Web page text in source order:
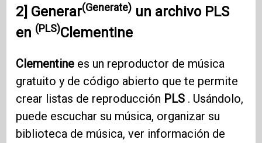
2] Generar(Generate) un archivo PLS
en (PLS)Clementine
Clementine es un reproductor de música
gratuito y de código abierto que te permite
crear listas de reproducción PLS . Usándolo,
puede escuchar su música, organizar su
biblioteca de música, ver información de